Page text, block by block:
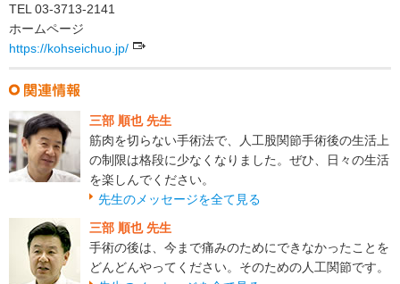
TEL 03-3713-2141
ホームページ
https://kohseichuo.jp/
三部 順也 先生
筋肉を切らない手術法で、人工股関節手術後の生活上
の制限は格段に少なくなりました。ぜひ、日々の生活
を楽しんでください。
先生のメッセージを全て見る
三部 順也 先生
手術の後は、今まで痛みのためにできなかったことを
どんどんやってください。そのための人工関節です。